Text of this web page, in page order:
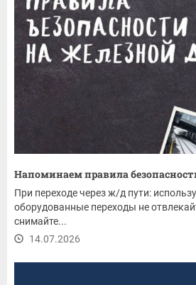
Напоминаем правила
При переходе через ж/д пути:
оборудованные переходы не
снимайте...
14.07.2026